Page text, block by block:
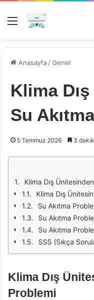
Menü
Anasayfa /Genel
Klima
Su
5 Temmuz 2026 3
Klima Dış
Klima Dış
Su Akıtma
Su Akıtma
Su Akıtma
SSS (Sıkça
Klima Dış
Problemi